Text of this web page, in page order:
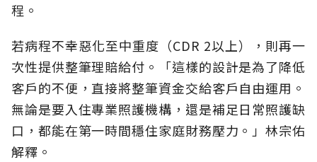
程。
若病程不幸惡化至中重度（CDR 2以上），則再一
次性提供整筆理賠給付。「這樣的設計是為了降低
客戶的不便，直接將整筆資金交給客戶自由運用。
無論是要入住專業照護機構，還是補足日常照護缺
口，都能在第一時間穩住家庭財務壓力。」林宗佑
解釋。